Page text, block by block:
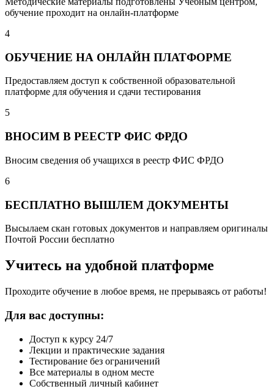
обучение проходит на онлайн-платформе
4
ОБУЧЕНИЕ НА ОНЛАЙН ПЛАТФОРМЕ
Предоставляем доступ к собственной образовательной
платформе для обучения и сдачи тестирования
5
ВНОСИМ В РЕЕСТР ФИС ФРДО
Вносим сведения об учащихся в реестр ФИС ФРДО
6
БЕСПЛАТНО ВЫШЛЕМ ДОКУМЕНТЫ
Высылаем скан готовых документов и направляем оригиналы
Почтой России бесплатно
Учитесь на удобной платформе
Проходите обучение в любое время, не прерываясь от работы!
Для вас доступны:
Доступ к курсу 24/7
Лекции и практические задания
Тестирование без ограничений
Все материалы в одном месте
Собственный личный кабинет